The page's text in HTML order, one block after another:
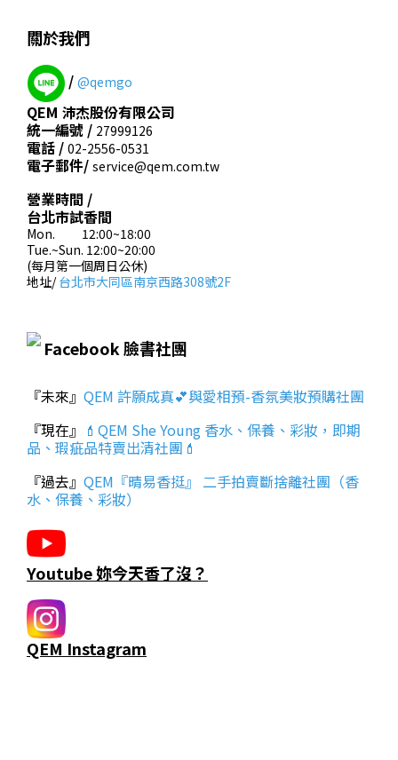
關於我們
/ @qemgo
QEM 沛杰股份有限公司
統一編號 / 27999126
電話 / 02-2556-0531
電子郵件/ service@qem.com.tw
營業時間 /
台北市試香間
Mon. 12:00~18:00
Tue.~Sun. 12:00~20:00
(每月第一個周日公休)
地址/台北市大同區南京西路308號2F
Facebook 臉書社團
『未來』 QEM 許願成真💕與愛相預-香氛美妝預購社團
『現在』 💄QEM She Young 香水、保養、彩妝，即期
品、瑕疵品特賣出清社團💄
『過去』 QEM『晴易香挺』 二手拍賣斷捨離社團（香
水、保養、彩妝）
Youtube 妳今天香了沒？
QEM Instagram